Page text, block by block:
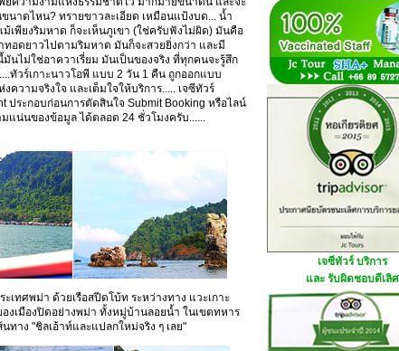
าดไหน? ทรายขาวละเอียด เหมือนแป้งบด... น้ำ
เพียงริมหาด ก็จะเห็นภูเขา (ใช่ครับฟังไม่ผิด) มันคือ
ทอดยาวไปตามริมหาด มันก็จะสวยยิ่งกว่า และมี
นไม่ใช่อาควาเรี่ยม มันเป็นของจริง ที่ทุกคนจะรู้สึก
ทัวร์เกาะนาวโอพี แบบ 2 วัน 1 คืน ถูกออกแบบ
วามจริงใจ และเต็มใจให้บริการ..... เจซีทัวร์
ประกอบก่อนการตัดสินใจ Submit Booking หรือไลน์
แน่นของข้อมูล ได้ตลอด 24 ชั่วโมงครับ......
เทศพม่า ด้วยเรือสปีดโบ้ท ระหว่างทาง แวะเกาะ
เมืองปิดอย่างพม่า ทั้งหมู่บ้านลอยน้ำ ในเขตทหาร
าง "ชิลเอ้าท์และแปลกใหม่จริง ๆ เลย"
เจซีทัวร์ บริการ
และ รับผิดชอบดีเลิศ